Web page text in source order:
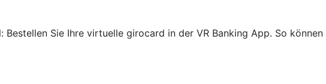
Sie Ihre virtuelle girocard in der VR Banking App. So